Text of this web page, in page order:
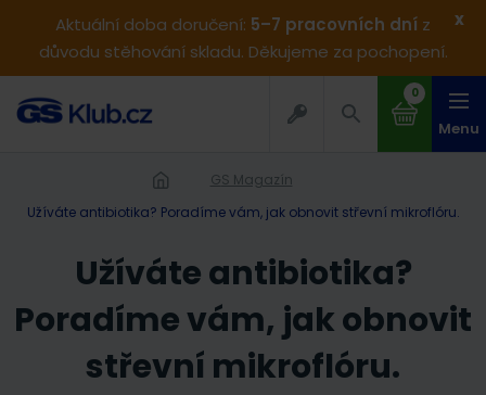
Aktuální doba doručení: 5–7 pracovních dní z
důvodu stěhování skladu. Děkujeme za pochopení.
x
0
Menu
GS Magazín
Užíváte antibiotika? Poradíme vám, jak obnovit střevní mikroflóru.
Užíváte antibiotika?
Poradíme vám, jak obnovit
střevní mikroflóru.